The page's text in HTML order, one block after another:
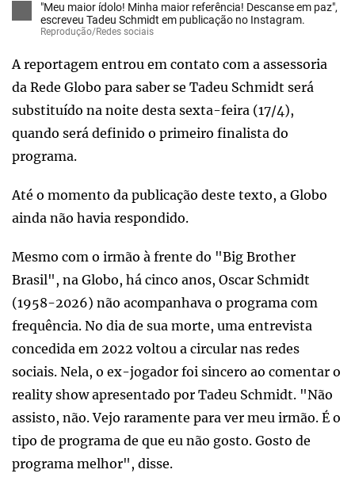
"Meu maior ídolo! Minha maior referência! Descanse em paz",
escreveu Tadeu Schmidt em publicação no Instagram.
Reprodução/Redes sociais
A reportagem entrou em contato com a assessoria
da Rede Globo para saber se Tadeu Schmidt será
substituído na noite desta sexta-feira (17/4),
quando será definido o primeiro finalista do
programa.
Até o momento da publicação deste texto, a Globo
ainda não havia respondido.
Mesmo com o irmão à frente do "Big Brother
Brasil", na Globo, há cinco anos, Oscar Schmidt
(1958-2026) não acompanhava o programa com
frequência. No dia de sua morte, uma entrevista
concedida em 2022 voltou a circular nas redes
sociais. Nela, o ex-jogador foi sincero ao comentar o
reality show apresentado por Tadeu Schmidt. "Não
assisto, não. Vejo raramente para ver meu irmão. É o
tipo de programa de que eu não gosto. Gosto de
programa melhor", disse.